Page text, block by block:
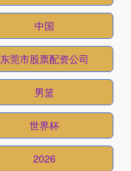
中国
东莞市股票配资公司
男篮
世界杯
2026